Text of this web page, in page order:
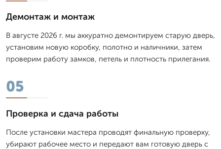
Демонтаж и монтаж
В августе 2026 г. мы аккуратно демонтируем старую дверь,
установим новую коробку, полотно и наличники, затем
проверим работу замков, петель и плотность прилегания.
05
Проверка и сдача работы
После установки мастера проводят финальную проверку,
убирают рабочее место и передают вам готовую дверь с